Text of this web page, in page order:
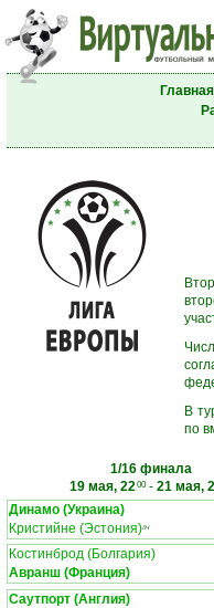
Главная
В
по
1/16 финала
19 мая, 2200- 21 мая,
Динамо (Украина)
Кристийне (Эстония)ЛЧ
Костинброд (Болгария)
Авранш (Франция)
Саутпорт (Англия)